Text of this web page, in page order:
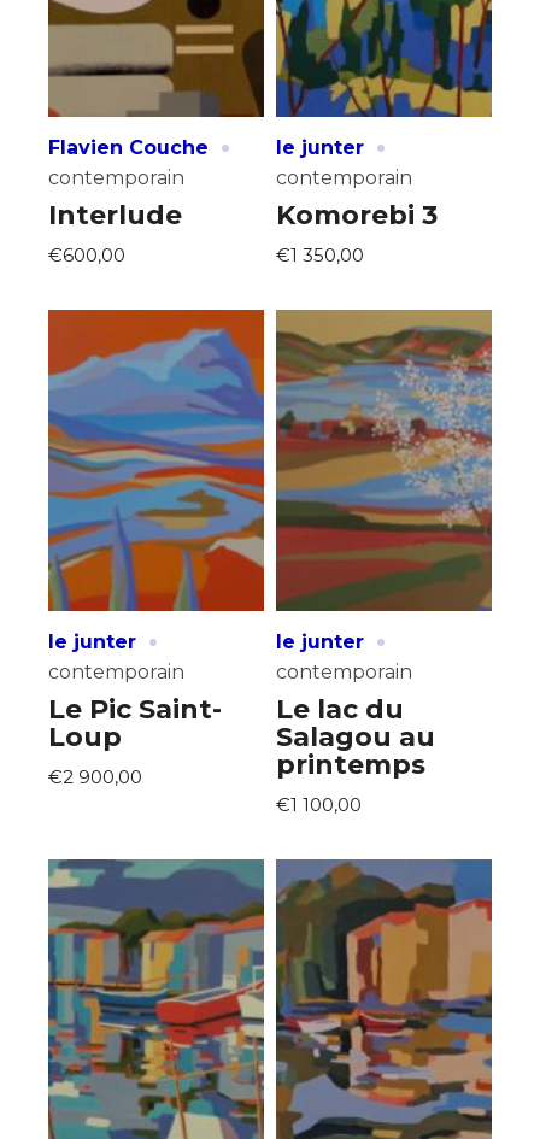
* Champ obligatoire
Flavien Couche ·
contemporain
Interlude
€600,00
le junter ·
contemporain
Komorebi 3
€1 350,00
le junter ·
contemporain
Le Pic Saint-
Loup
€2 900,00
le junter ·
contemporain
Le lac du
Salagou au
printemps
€1 100,00